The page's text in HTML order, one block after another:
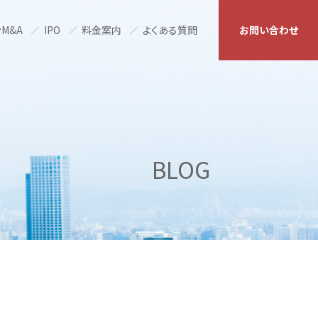
IPO 料金案内 よくある質問 お問い合わせ
BLOG